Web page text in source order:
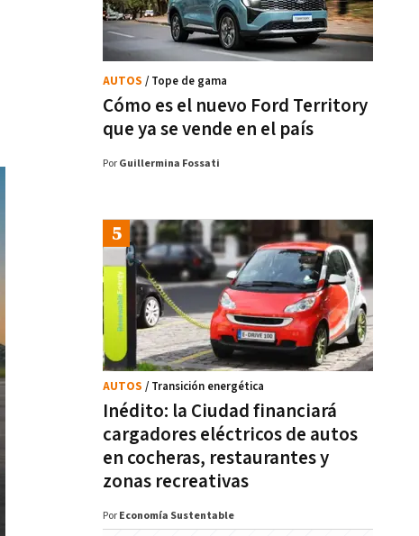
Cómo es el nuevo Ford Territory
que ya se vende en el país
AUTOS / Tope de gama
Por Guillermina Fossati
Inédito: la Ciudad financiará
cargadores eléctricos de autos
en cocheras, restaurantes y
zonas recreativas
AUTOS / Transición energética
Por Economía Sustentable